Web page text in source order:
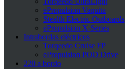
ePropulsion Vaquita
Stealth Electric Outboards
ePropulsion X-Series
Intrabordas eléctricos
Torqeedo Cruise FP
ePropulsion POD Drive
220 a bordo